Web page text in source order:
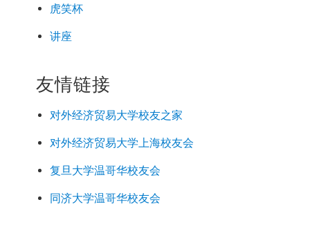
虎笑杯
讲座
友情链接
对外经济贸易大学校友之家
对外经济贸易大学上海校友会
复旦大学温哥华校友会
同济大学温哥华校友会